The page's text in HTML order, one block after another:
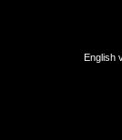
English